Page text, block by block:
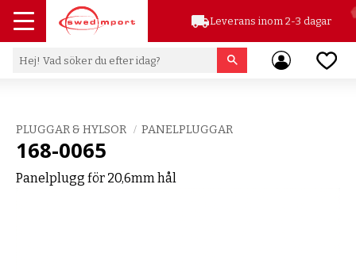
Meny
local_shippingLeverans inom 2-3 dagar
PLUGGAR & HYLSOR PANELPLUGGAR
168-0065
Panelplugg för 20,6mm hål